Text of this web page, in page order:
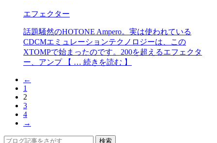
エフェクター
話題騒然のHOTONE Ampero。実は使われている
CDCMエミュレーションテクノロジーは、この
XTOMPで始まったのです。200を超えるエフェクタ
ー、アンプ 【 … 続きを読む 】
←
1
2
3
4
→